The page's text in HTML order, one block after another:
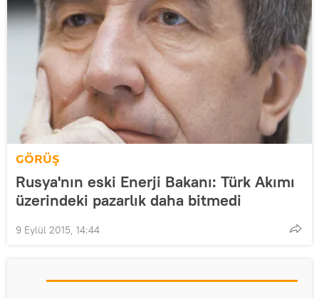
GÖRÜŞ
Rusya'nın eski Enerji Bakanı: Türk Akımı
üzerindeki pazarlık daha bitmedi
9 Eylül 2015, 14:44